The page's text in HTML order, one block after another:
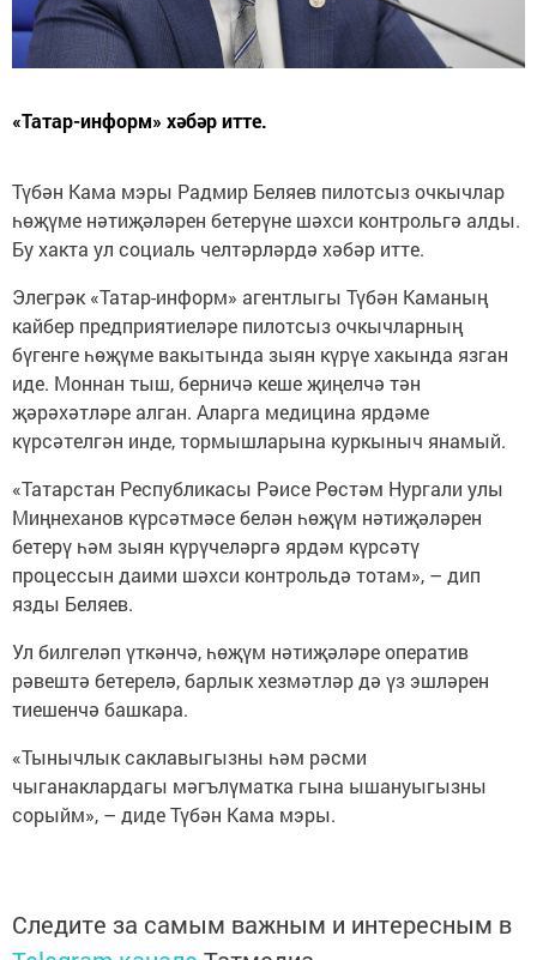
«Татар-информ» хәбәр итте.
Түбән Кама мэры Радмир Беляев пилотсыз очкычлар
һөҗүме нәтиҗәләрен бетерүне шәхси контрольгә алды.
Бу хакта ул социаль челтәрләрдә хәбәр итте.
Элегрәк «Татар-информ» агентлыгы Түбән Каманың
кайбер предприятиеләре пилотсыз очкычларның
бүгенге һөҗүме вакытында зыян күрүе хакында язган
иде. Моннан тыш, берничә кеше җиңелчә тән
җәрәхәтләре алган. Аларга медицина ярдәме
күрсәтелгән инде, тормышларына куркыныч янамый.
«Татарстан Республикасы Рәисе Рөстәм Нургали улы
Миңнеханов күрсәтмәсе белән һөҗүм нәтиҗәләрен
бетерү һәм зыян күрүчеләргә ярдәм күрсәтү
процессын даими шәхси контрольдә тотам», – дип
язды Беляев.
Ул билгеләп үткәнчә, һөҗүм нәтиҗәләре оператив
рәвештә бетерелә, барлык хезмәтләр дә үз эшләрен
тиешенчә башкара.
«Тынычлык саклавыгызны һәм рәсми
чыганаклардагы мәгълүматка гына ышануыгызны
сорыйм», – диде Түбән Кама мэры.
Следите за самым важным и интересным в